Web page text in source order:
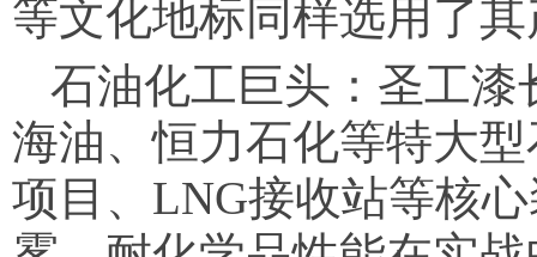
等文化地标同样选用了
石油化工巨头：圣工
海油、恒力石化等特大
项目、LNG接收站等核